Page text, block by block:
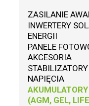
ZASILANIE
INWERTERY
ENERGII
PANELE
AKCESORIA
NAPIĘCIA
(AGM, GEL,